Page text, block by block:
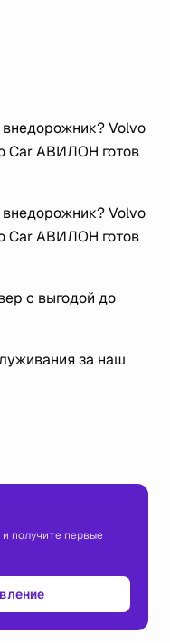
Volvo
Car АВИЛОН готов
Volvo
Car АВИЛОН готов
с выгодой до
за наш
получите первые